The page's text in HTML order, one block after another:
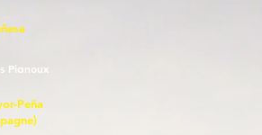
Pignoux
Peña